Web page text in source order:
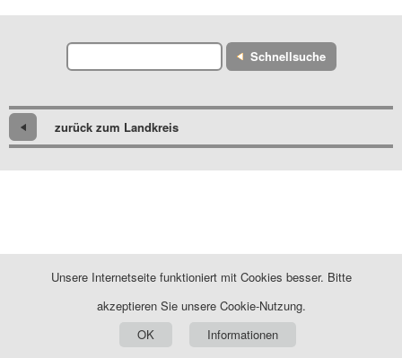
Schnellsuche
zurück zum Landkreis
Unsere Internetseite funktioniert mit Cookies besser. Bitte
akzeptieren Sie unsere Cookie-Nutzung.
OK
Informationen